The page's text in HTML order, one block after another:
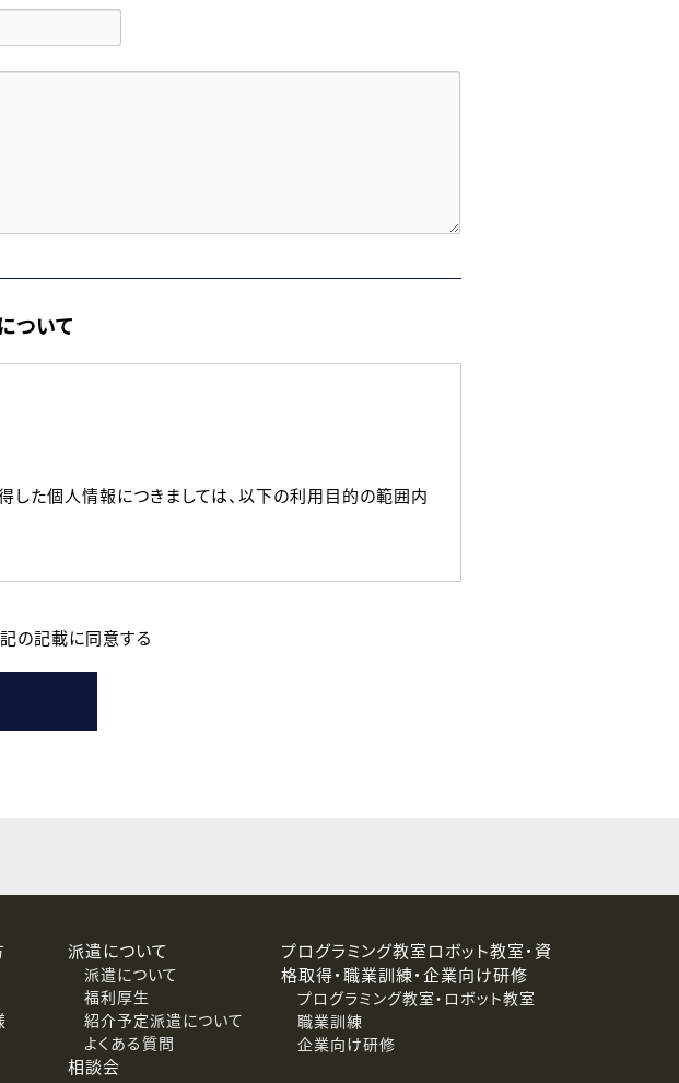
ついて
した個人情報につきましては、以下の利用目的の範囲内
。
する場合があります。
は削除、利用の停止、消去および第三者への提供停止）
の記載に同意する
派遣について
派遣について
福利厚生
紹介予定派遣について
よくある質問
相談会
プログラミング教室ロボット教室・資
格取得・職業訓練・企業向け研修
プログラミング教室・ロボット教室
職業訓練
企業向け研修